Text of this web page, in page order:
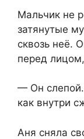
Мальчик не
затянутые
сквозь неё.
перед
— Он
как внутри
Аня сняла